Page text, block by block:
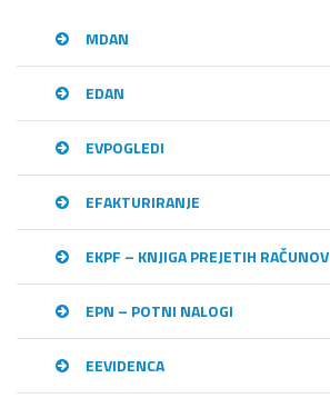
MDAN
EDAN
EVPOGLEDI
EFAKTURIRANJE
EKPF – KNJIGA PREJETIH RAČUNOV
EPN – POTNI NALOGI
EEVIDENCA